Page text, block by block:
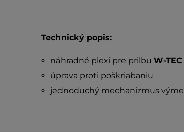
Technický popis:
náhradné plexi pre prilbu W-
úprava proti poškriabaniu
jednoduchý mechanizmus